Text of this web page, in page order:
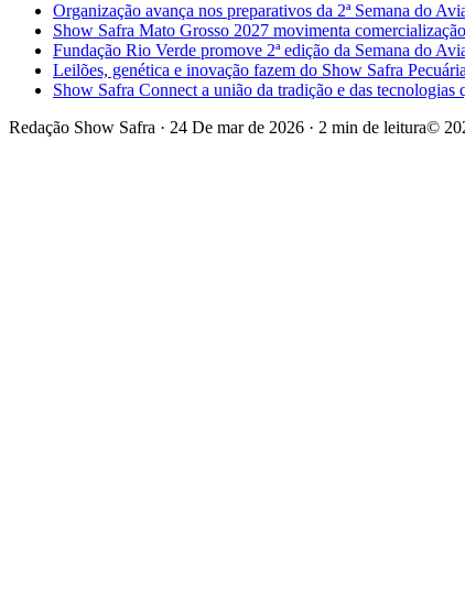
Organização avança nos preparativos da 2ª Semana do
Show Safra Mato Grosso 2027 movimenta
Fundação Rio Verde promove 2ª edição da Semana do
Leilões, genética e inovação fazem do Show Safra
Show Safra Connect a união da tradição e das tecnologias
Redação Show Safra · 24 De mar de 2026 · 2 min de leitura©